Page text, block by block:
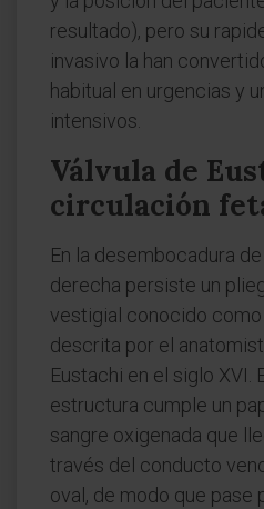
resultado), pero su
invasivo la han
habitual en urgencias y
intensivos.
Válvula de
circulación
En la desembocadura
derecha persiste un
vestigial conocido como
descrita por el
Eustachi en el siglo XVI.
estructura cumple un
sangre oxigenada que
través del conducto
oval, de modo que pase